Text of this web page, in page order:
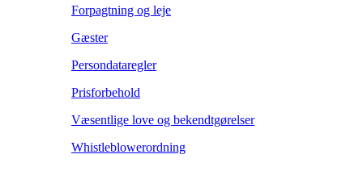
Forpagtning og leje
Gæster
Persondataregler
Prisforbehold
Væsentlige love og bekendtgørelser
Whistleblowerordning